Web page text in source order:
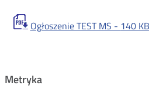
Ogłoszenie TEST MS - 140 KB
Metryka